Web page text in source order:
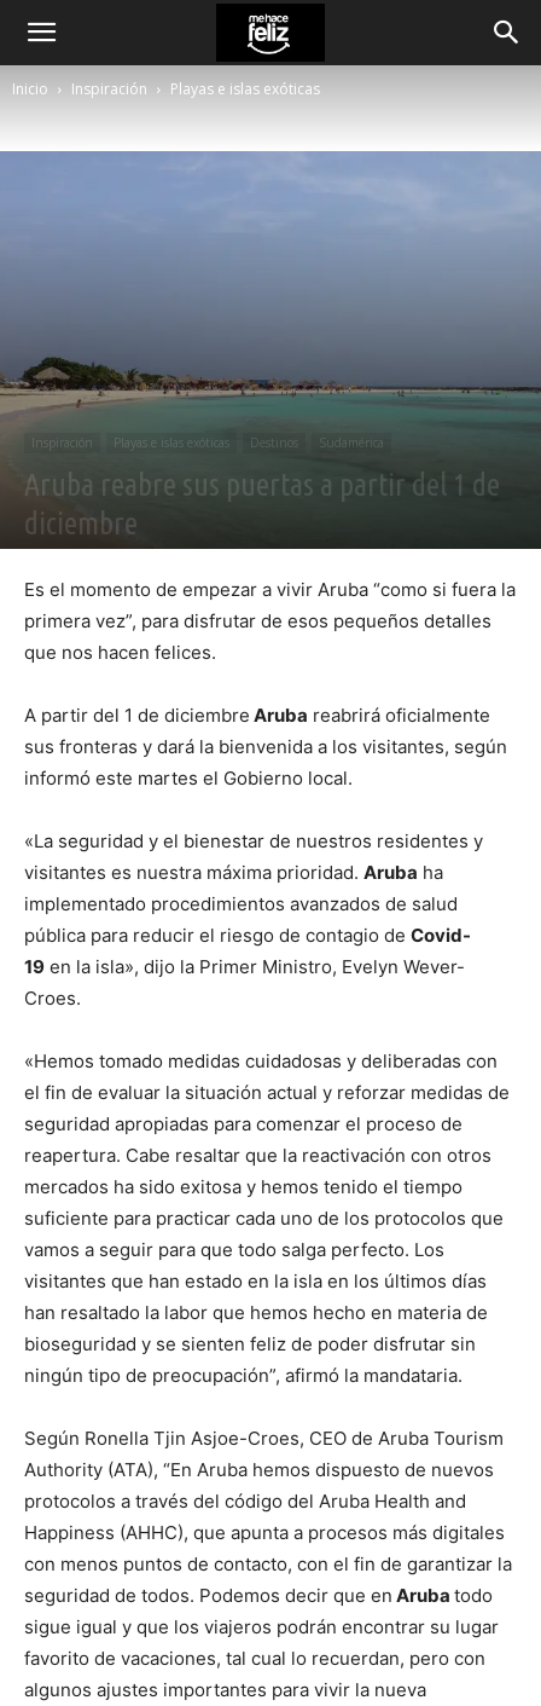
Inicio Inspiración Playas e islas exóticas
Inspiración Playas e islas exóticas Destinos Sudamérica
Aruba reabre sus puertas a partir del 1 de
diciembre
Es el momento de empezar a vivir Aruba “como si fuera la
primera vez”, para disfrutar de esos pequeños detalles
que nos hacen felices.
A partir del 1 de diciembre Aruba reabrirá oficialmente
sus fronteras y dará la bienvenida a los visitantes, según
informó este martes el Gobierno local.
«La seguridad y el bienestar de nuestros residentes y
visitantes es nuestra máxima prioridad. Aruba ha
implementado procedimientos avanzados de salud
pública para reducir el riesgo de contagio de Covid-
19 en la isla», dijo la Primer Ministro, Evelyn Wever-
Croes.
«Hemos tomado medidas cuidadosas y deliberadas con
el fin de evaluar la situación actual y reforzar medidas de
seguridad apropiadas para comenzar el proceso de
reapertura. Cabe resaltar que la reactivación con otros
mercados ha sido exitosa y hemos tenido el tiempo
suficiente para practicar cada uno de los protocolos que
vamos a seguir para que todo salga perfecto. Los
visitantes que han estado en la isla en los últimos días
han resaltado la labor que hemos hecho en materia de
bioseguridad y se sienten feliz de poder disfrutar sin
ningún tipo de preocupación”, afirmó la mandataria.
Según Ronella Tjin Asjoe-Croes, CEO de Aruba Tourism
Authority (ATA), “En Aruba hemos dispuesto de nuevos
protocolos a través del código del Aruba Health and
Happiness (AHHC), que apunta a procesos más digitales
con menos puntos de contacto, con el fin de garantizar la
seguridad de todos. Podemos decir que en Aruba todo
sigue igual y que los viajeros podrán encontrar su lugar
favorito de vacaciones, tal cual lo recuerdan, pero con
algunos ajustes importantes para vivir la nueva